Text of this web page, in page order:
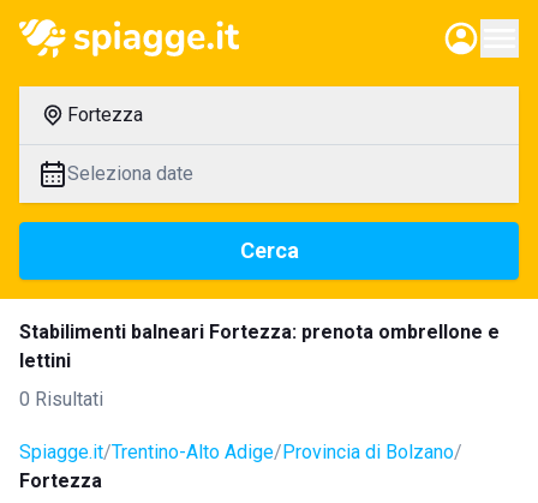
Fortezza
Seleziona date
Cerca
Stabilimenti balneari Fortezza: prenota ombrellone e
lettini
0 Risultati
Spiagge.it Trentino-Alto Adige Provincia di Bolzano
Fortezza